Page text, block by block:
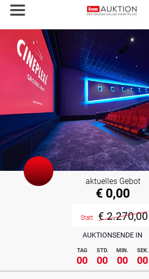
AUKTIONSENDE IN
TAG STD. MIN. SEK.
00 00 00 00
aktuelles Gebot
€ 0,00
Statt € 2.270,00